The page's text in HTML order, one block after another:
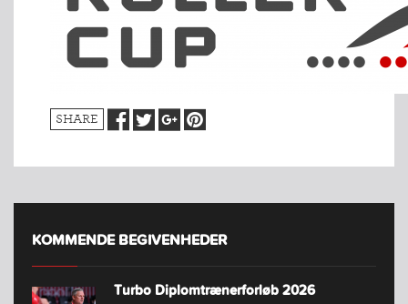
SHARE
KOMMENDE BEGIVENHEDER
Turbo Diplomtrænerforløb 2026